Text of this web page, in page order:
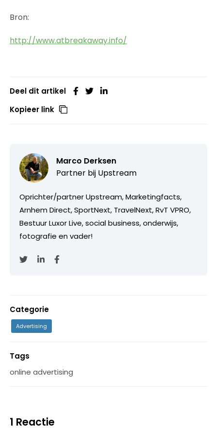
Bron:
http://www.atbreakaway.info/
Deel dit artikel
Kopieer link
Marco Derksen
Partner bij Upstream
Oprichter/partner Upstream, Marketingfacts,
Arnhem Direct, SportNext, TravelNext, RvT VPRO,
Bestuur Luxor Live, social business, onderwijs,
fotografie en vader!
Categorie
Advertising
Tags
online advertising
1 Reactie